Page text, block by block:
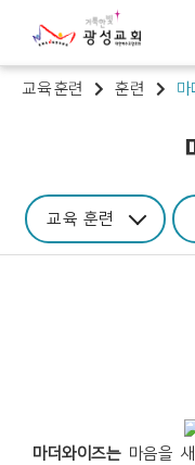
교육 훈련 훈련
교육 훈련
마더와이즈는 마음을